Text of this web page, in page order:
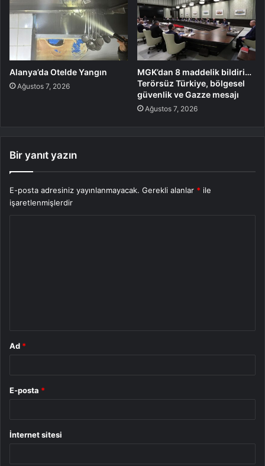
Alanya’da Otelde Yangın
Ağustos 7, 2026
MGK’dan 8 maddelik bildiri…
Terörsüz Türkiye, bölgesel
güvenlik ve Gazze mesajı
Ağustos 7, 2026
Bir yanıt yazın
E-posta adresiniz yayınlanmayacak. Gerekli alanlar * ile
işaretlenmişlerdir
Ad *
E-posta *
İnternet sitesi